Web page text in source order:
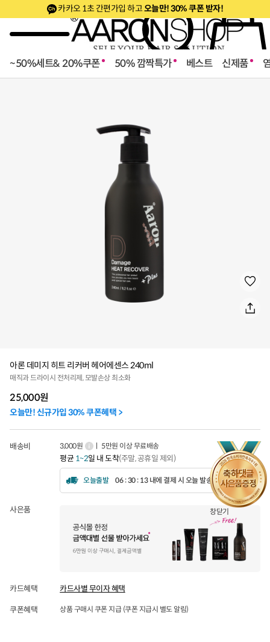
카카오 1초 간편가입 하고오늘만! 30% 쿠폰 받자!
~50%세트& 20%쿠폰 50% 깜짝특가 베스트 신제품
창닫기
아론 데미지 히트 리커버 헤어에센스 240ml
매직과 드라이시 전처리제, 모발손상 최소화
25,000원
오늘만! 신규가입 30% 쿠폰혜택 >
배송비 3,000원 ㅣ 5만원 이상 무료배송
평균1~2일 내 도착(주말, 공휴일 제외)
오늘출발 06 : 30 : 10 내에 결제 시 오늘 발송됩니다.
사은품
카드혜택 카드사별 무이자 혜택
쿠폰혜택 상품 구매시 쿠폰 지급 (쿠폰 지급시 별도 알림)